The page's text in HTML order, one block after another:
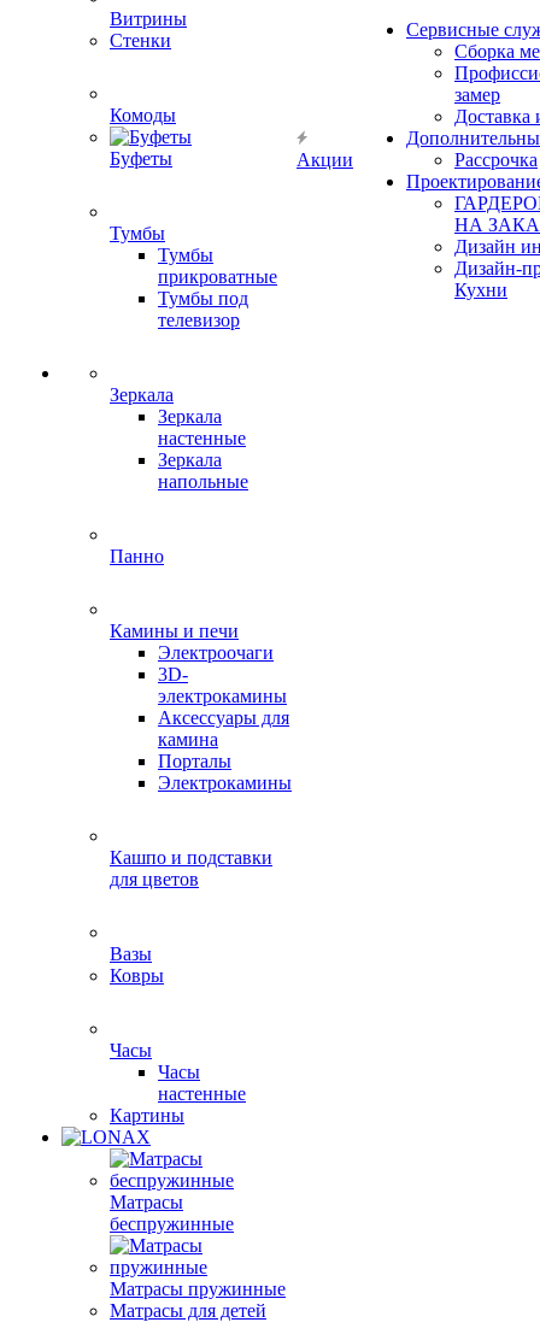
Витрины
Стенки
Комоды
Буфеты
Тумбы
Тумбы
прикроватные
Тумбы под
телевизор
Зеркала
Зеркала
настенные
Зеркала
напольные
Панно
Камины и печи
Электроочаги
3D-
электрокамины
Аксессуары для
камина
Порталы
Электрокамины
Кашпо и подставки
для цветов
Вазы
Ковры
Часы
Часы
настенные
Картины
Матрасы
беспружинные
Матрасы пружинные
Матрасы для детей
Акции
Сервисные
Сборка
замер
Доставка
Рассрочка
НА
Дизайн
Дизайн-
Кухни